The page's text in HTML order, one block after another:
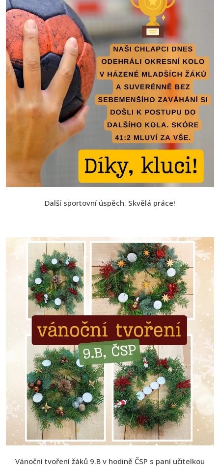
Další sportovní úspěch. Skvělá práce!
Vánoční tvoření žáků 9.B v hodině ČSP s paní učitelkou